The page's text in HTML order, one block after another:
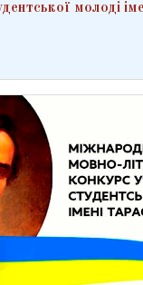
молоді